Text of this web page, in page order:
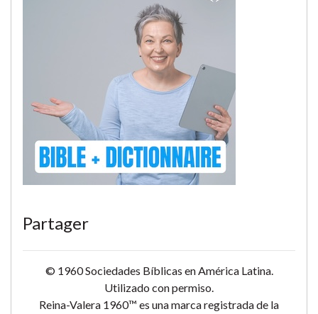
Partager
© 1960 Sociedades Bíblicas en América Latina.
Utilizado con permiso.
Reina-Valera 1960™ es una marca registrada de la